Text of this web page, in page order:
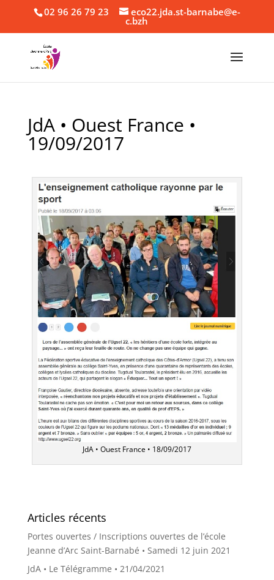
02 96 26 79 23 eco22.jda.st-barnabe@e-
c.bzh
JdA • Ouest France •
19/09/2017
JdA • Ouest France • 18/09/2017
Articles récents
Portes ouvertes / Inscriptions ouvertes de l’école
Jeanne d’Arc Saint-Barnabé • Samedi 12 juin 2021
JdA • Le Télégramme • 21/04/2021